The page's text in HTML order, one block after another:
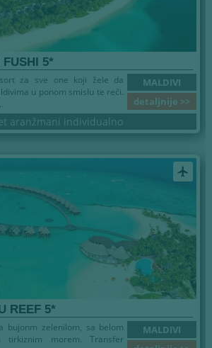
FUSHI 5*
MALDIVI
detaljnije >>
za sve one koji žele da
u ponom smislu te reči.
aranžmani individualno
airplanemode_active
REEF 5*
MALDIVI
bujonm zelenilom, sa belom
tirkiznim morem. Transfer